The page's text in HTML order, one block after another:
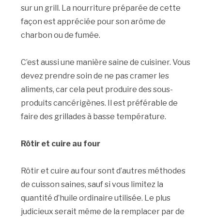
sur un grill. La nourriture préparée de cette
façon est appréciée pour son arôme de
charbon ou de fumée.
C’est aussi une manière saine de cuisiner. Vous
devez prendre soin de ne pas cramer les
aliments, car cela peut produire des sous-
produits cancérigènes. Il est préférable de
faire des grillades à basse température.
Rôtir et cuire au four
Rôtir et cuire au four sont d’autres méthodes
de cuisson saines, sauf si vous limitez la
quantité d’huile ordinaire utilisée. Le plus
judicieux serait même de la remplacer par de